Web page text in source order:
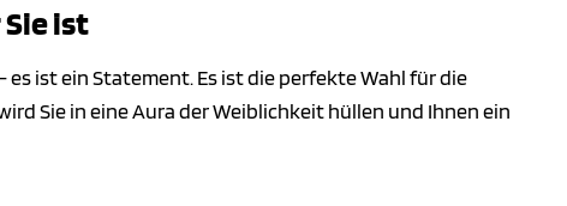
ist
es ist ein Statement. Es ist die perfekte Wahl für die
Sie in eine Aura der Weiblichkeit hüllen und Ihnen ein